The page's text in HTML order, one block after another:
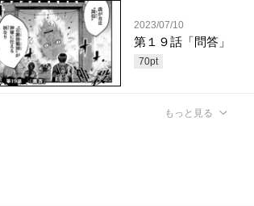
2023/07/10
第１９話「問答」
70pt
もっと見る